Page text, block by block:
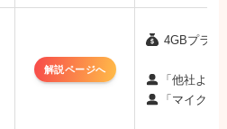
解説ページへ
4GBプラン
「他社より
「マイクラ